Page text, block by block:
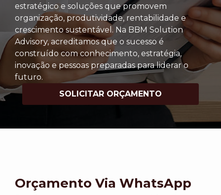
estratégico e soluções que promovem
organização, produtividade, rentabilidade e
crescimento sustentável. Na BBM Solution
Advisory, acreditamos que o sucesso é
construído com conhecimento, estratégia,
inovação e pessoas preparadas para liderar o
futuro.
SOLICITAR ORÇAMENTO
Orçamento Via WhatsApp